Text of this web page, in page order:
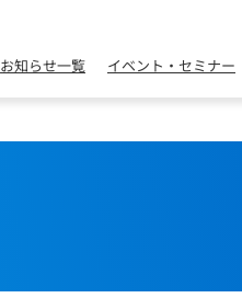
お知らせ一覧 イベント・セミナー